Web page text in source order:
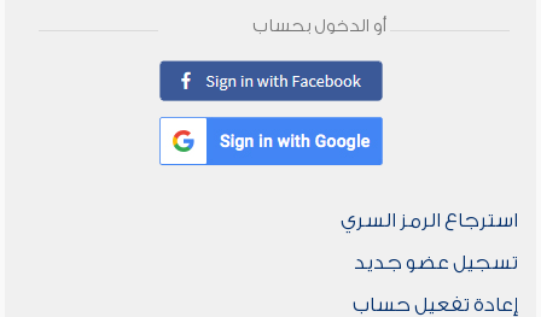
أو الدخول بحساب
استرجاع الرمز السري
تسجيل عضو جديد
إعادة تفعيل حساب